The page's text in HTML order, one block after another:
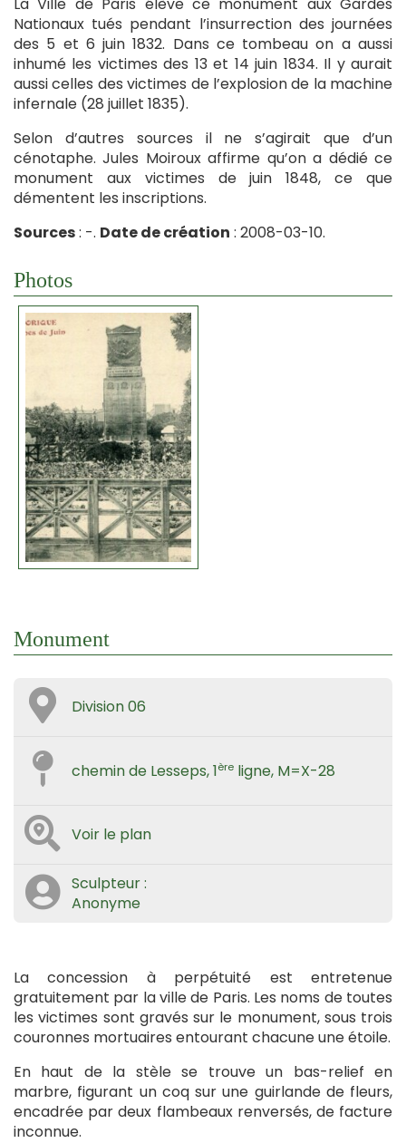
Nationaux tués pendant l’insurrection des journées
des 5 et 6 juin 1832. Dans ce tombeau on a aussi
inhumé les victimes des 13 et 14 juin 1834. Il y aurait
aussi celles des victimes de l’explosion de la machine
infernale (28 juillet 1835).
Selon d’autres sources il ne s’agirait que d’un
cénotaphe. Jules Moiroux affirme qu’on a dédié ce
monument aux victimes de juin 1848, ce que
démentent les inscriptions.
Sources: -. Date de création : 2008-03-10.
Photos
Monument
Division 06
chemin de Lesseps, 1ère ligne, M=X-28
Voir le plan
Sculpteur :
Anonyme
La concession à perpétuité est entretenue
gratuitement par la ville de Paris. Les noms de toutes
les victimes sont gravés sur le monument, sous trois
couronnes mortuaires entourant chacune une étoile.
En haut de la stèle se trouve un bas-relief en
marbre, figurant un coq sur une guirlande de fleurs,
encadrée par deux flambeaux renversés, de facture
inconnue.